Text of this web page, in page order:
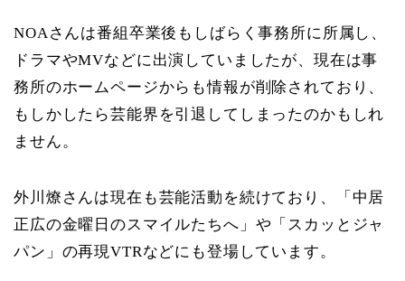
NOAさんは番組卒業後もしばらく事務所に所属し、
ドラマやMVなどに出演していましたが、現在は事
務所のホームページからも情報が削除されており、
もしかしたら芸能界を引退してしまったのかもしれ
ません。
外川燎さんは現在も芸能活動を続けており、「中居
正広の金曜日のスマイルたちへ」や「スカッとジャ
パン」の再現VTRなどにも登場しています。